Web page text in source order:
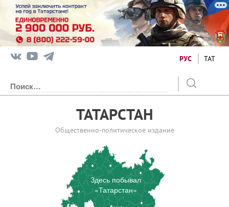
РУС ТАТ
ТАТАРСТАН
Общественно-политическое издание
Здесь побывал
«Татарстан»